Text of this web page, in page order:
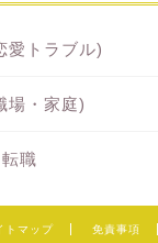
愛トラブル)
場・家庭)
職
トマップ 免責事項